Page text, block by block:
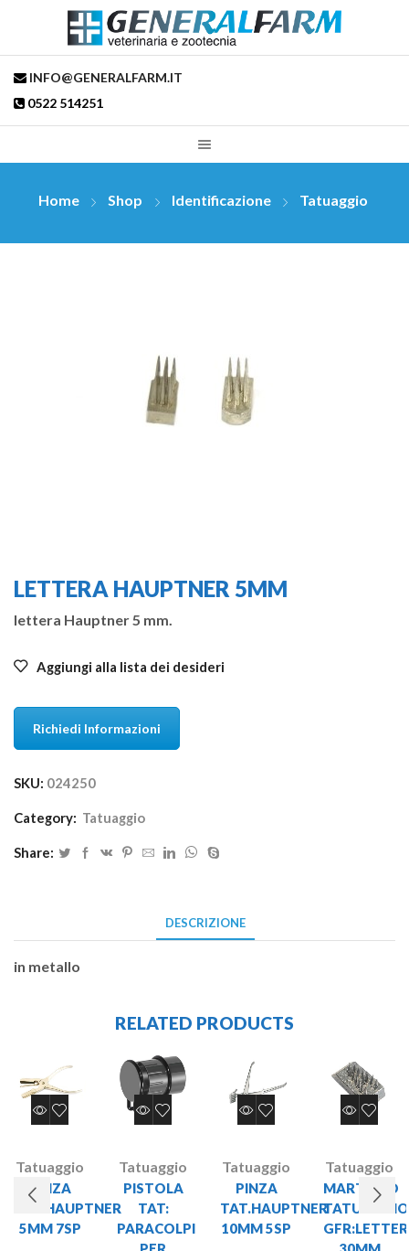
INFO@GENERALFARM.IT
0522 514251
Home Shop Identificazione Tatuaggio
LETTERA HAUPTNER 5MM
lettera Hauptner 5 mm.
Aggiungi alla lista dei desideri
Richiedi Informazioni
SKU: 024250
Category: Tatuaggio
Share:
DESCRIZIONE
in metallo
RELATED PRODUCTS
Tatuaggio
PINZA
TAT.HAUPTNER
5MM 7SP
Tatuaggio
PISTOLA
TAT:
PARACOLPI
Tatuaggio
PINZA
TAT.HAUPTNER
10MM 5SP
Tatuaggio
MARTELLO
TATUAGGIO